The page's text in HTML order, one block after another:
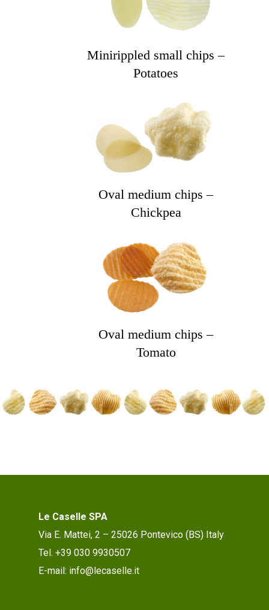
Minirippled small chips –
Potatoes
Oval medium chips –
Chickpea
Oval medium chips –
Tomato
Le Caselle SPA
Via E. Mattei, 2 – 25026 Pontevico (BS) Italy
Tel. +39 030 9930507
E-mail: info@lecaselle.it